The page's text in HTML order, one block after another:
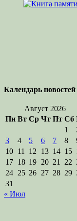
Календарь новостей
Август 2026
Пн Вт Ср Чт Пт Сб
1
3
4 5 6 7 8
10 11 12 13 14 15
17 18 19 20 21 22
24 25 26 27 28 29
31
« Июл